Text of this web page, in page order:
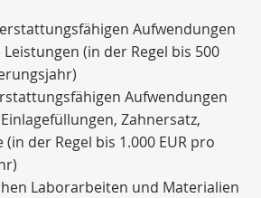
Aufwendungen
(in der Regel bis 500
Aufwendungen
Zahnersatz,
der Regel bis 1.000 EUR pro
Laborarbeiten und Materialien